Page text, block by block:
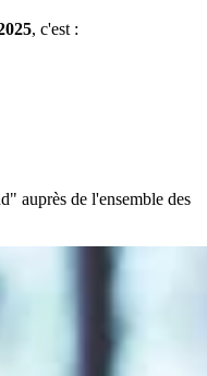
, c'est :
auprès de l'ensemble des